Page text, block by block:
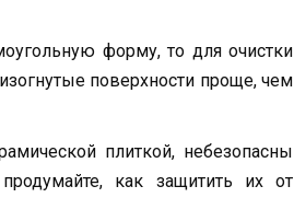
форму, то для очистки
поверхности проще, чем
плиткой, небезопасны
как защитить их от